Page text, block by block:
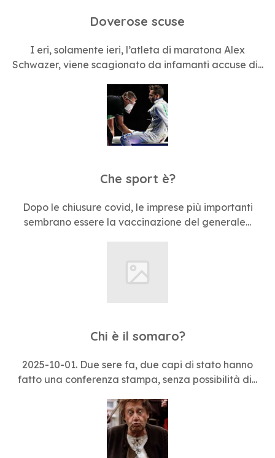
Doverose scuse
I eri, solamente ieri, l’atleta di maratona Alex
Schwazer, viene scagionato da infamanti accuse di...
Che sport è?
Dopo le chiusure covid, le imprese più importanti
sembrano essere la vaccinazione del generale...
Chi è il somaro?
2025-10-01. Due sere fa, due capi di stato hanno
fatto una conferenza stampa, senza possibilità di...